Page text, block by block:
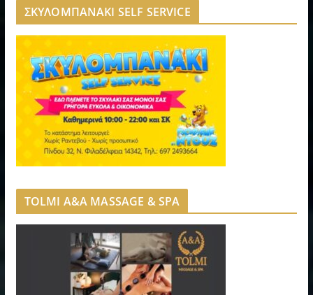
ΣΚΥΛΟΜΠΑΝΑΚΙ SELF SERVICE
TOLMI A&A MASSAGE & SPA